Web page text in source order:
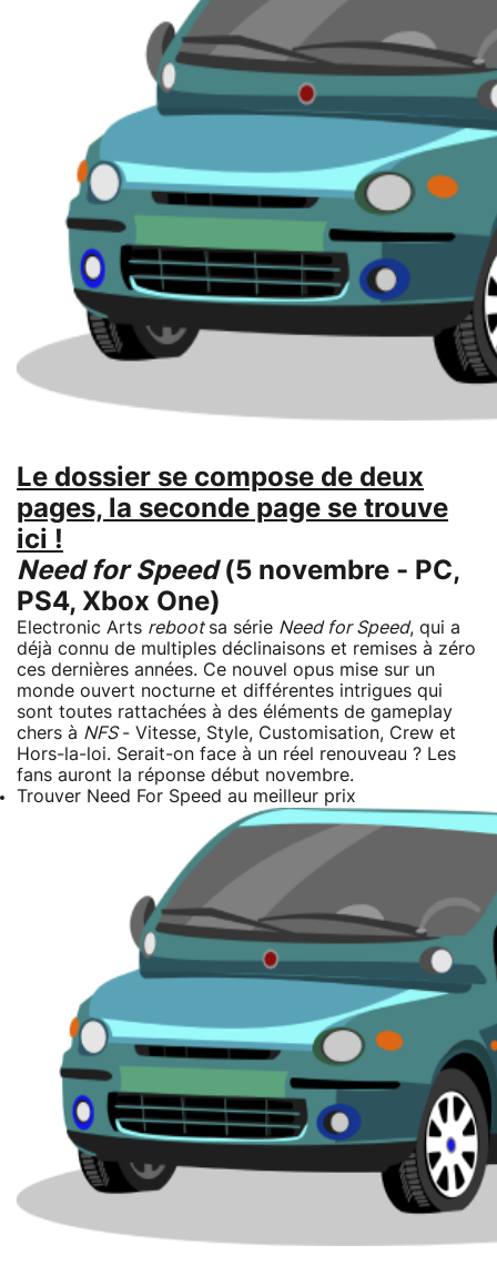
Le dossier se compose de deux
pages, la seconde page se trouve
ici !
Need for Speed(5 novembre - PC,
PS4, Xbox One)
Electronic Arts reboot sa série Need for Speed, qui a
déjà connu de multiples déclinaisons et remises à zéro
ces dernières années. Ce nouvel opus mise sur un
monde ouvert nocturne et différentes intrigues qui
sont toutes rattachées à des éléments de gameplay
chers à NFS- Vitesse, Style, Customisation, Crew et
Hors-la-loi. Serait-on face à un réel renouveau ? Les
fans auront la réponse début novembre.
Trouver Need For Speed au meilleur prix